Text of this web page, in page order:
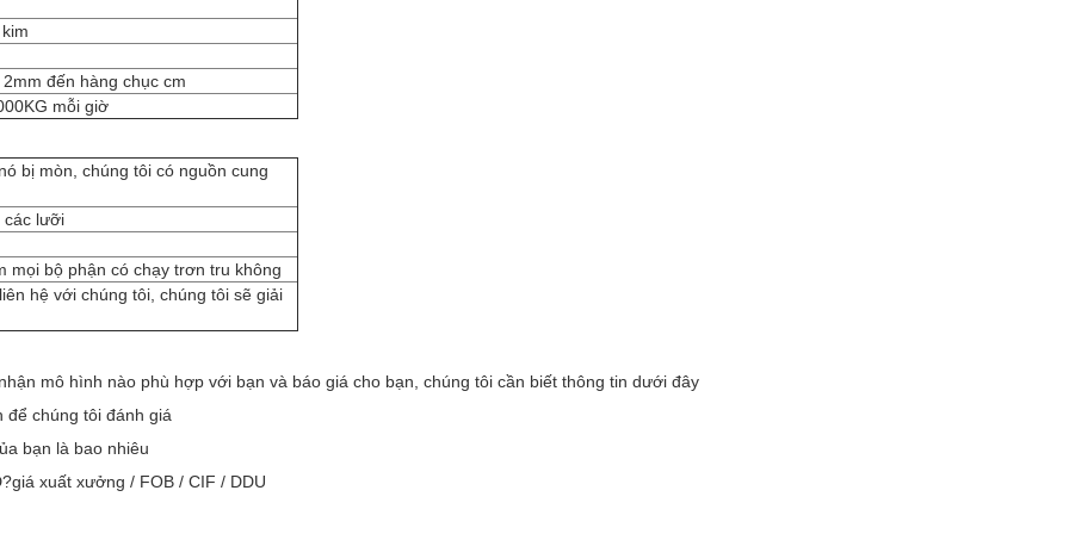
đến hàng chục cm
mỗi giờ
bị mòn, chúng tôi có nguồn cung
các lưỡi
mọi bộ phận có chạy trơn tru không
hệ với chúng tôi, chúng tôi sẽ giải
mô hình nào phù hợp với bạn và báo giá cho bạn, chúng tôi cần biết thông tin dưới đây
chúng tôi đánh giá
bạn là bao nhiêu
xuất xưởng / FOB / CIF / DDU